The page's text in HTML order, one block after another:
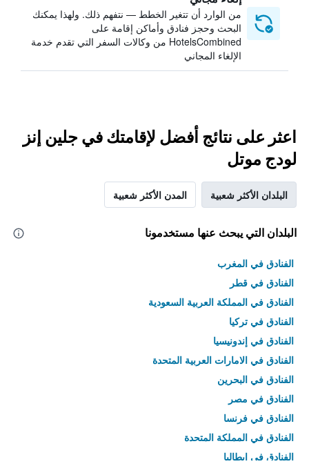
من الوارد أن تتغير الخطط — نتفهم ذلك. ولهذا يمكنك
البحث وحجز فنادق وأماكن إقامة على
HotelsCombined من وكالات السفر التي تقدم خدمة
الإلغاء المجاني
اعثر على نتائج أفضل لإقامتك في جلين إنز
لودج موتل
البلدان الأكثر شعبية المدن الأكثر شعبية
البلدان التي يبحث عنها مستخدمونا
الفنادق في المغرب
الفنادق في قطر
الفنادق في المملكة العربية السعودية
الفنادق في تركيا
الفنادق في إندونيسيا
الفنادق في الامارات العربية المتحدة
الفنادق في البحرين
الفنادق في مصر
الفنادق في فرنسا
الفنادق في المملكة المتحدة
الفنادق في إيطاليا